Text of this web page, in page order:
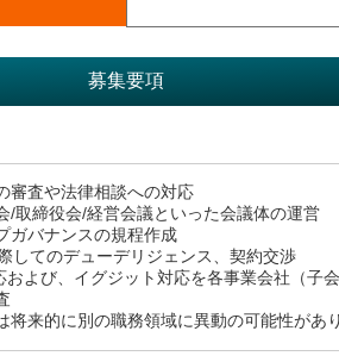
募集要項
審査や法律相談への対応
/取締役会/経営会議といった会議体の運営
ガバナンスの規程作成
してのデューデリジェンス、契約交渉
および、イグジット対応を各事業会社（子
将来的に別の職務領域に異動の可能性があり